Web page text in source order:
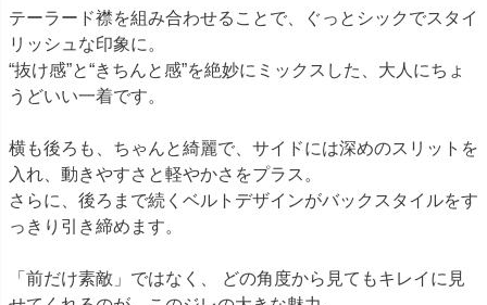
テーラード襟を組み合わせることで、ぐっとシックでスタイ
リッシュな印象に。
“抜け感”と“きちんと感”を絶妙にミックスした、大人にちょ
うどいい一着です。
横も後ろも、ちゃんと綺麗で、サイドには深めのスリットを
入れ、動きやすさと軽やかさをプラス。
さらに、後ろまで続くベルトデザインがバックスタイルをす
っきり引き締めます。
「前だけ素敵」ではなく、 どの角度から見てもキレイに見